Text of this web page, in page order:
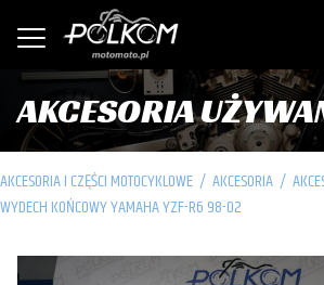
AKCESORIA
AKCESORIA I CZĘŚCI MOTOCYKLOWE / AKCESORIA /
WYDECH KOŃCOWY YAMAHA YZF-R6 98-02